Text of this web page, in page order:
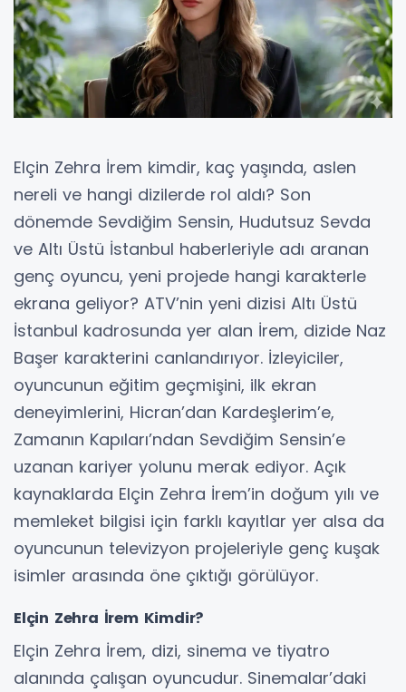
Elçin Zehra İrem kimdir, kaç yaşında, aslen
nereli ve hangi dizilerde rol aldı? Son
dönemde Sevdiğim Sensin, Hudutsuz Sevda
ve Altı Üstü İstanbul haberleriyle adı aranan
genç oyuncu, yeni projede hangi karakterle
ekrana geliyor? ATV’nin yeni dizisi Altı Üstü
İstanbul kadrosunda yer alan İrem, dizide Naz
Başer karakterini canlandırıyor. İzleyiciler,
oyuncunun eğitim geçmişini, ilk ekran
deneyimlerini, Hicran’dan Kardeşlerim’e,
Zamanın Kapıları’ndan Sevdiğim Sensin’e
uzanan kariyer yolunu merak ediyor. Açık
kaynaklarda Elçin Zehra İrem’in doğum yılı ve
memleket bilgisi için farklı kayıtlar yer alsa da
oyuncunun televizyon projeleriyle genç kuşak
isimler arasında öne çıktığı görülüyor.
Elçin Zehra İrem Kimdir?
Elçin Zehra İrem, dizi, sinema ve tiyatro
alanında çalışan oyuncudur. Sinemalar’daki